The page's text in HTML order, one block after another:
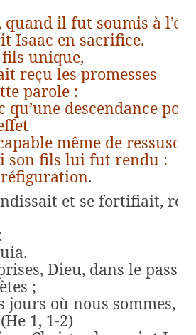
quand il fut soumis à
Isaac en sacrifice.
unique,
reçu les promesses
parole :
qu’une descendance
même de
son fils lui fut rendu :
.
et se fortifiait,
Dieu, dans le
;
jours où nous sommes,
(He 1, 1-2)